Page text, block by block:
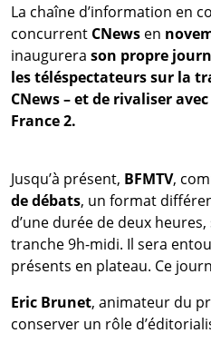
La chaîne d’information en
concurrent CNewsen
inaugurera son propre
les téléspectateurs sur la
CNews – et de rivaliser
France 2.
Jusqu’à présent, BFMTV,
de débats, un format
d’une durée de deux
tranche 9h-midi. Il sera
présents en plateau. Ce
Eric Brunet, animateur du
conserver un rôle